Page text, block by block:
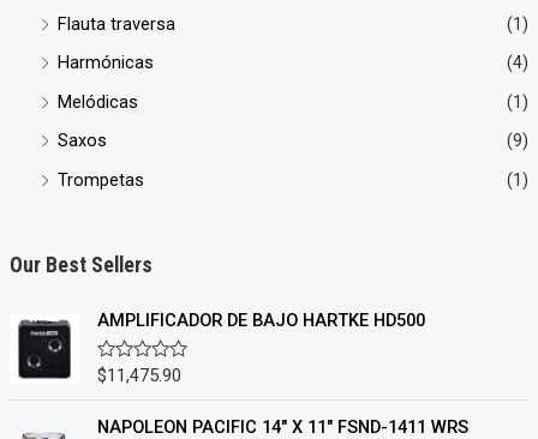
Flauta traversa
(1)
Harmónicas
(4)
Melódicas
(1)
Saxos
(9)
Trompetas
(1)
Our Best Sellers
AMPLIFICADOR DE BAJO HARTKE HD500
V
o
$11,475.90
NAPOLEON PACIFIC 14″ X 11″ FSND-1411 WRS